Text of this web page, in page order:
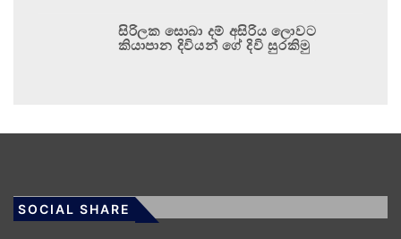
සිරිලක සොබා දම් අසිරිය ලොවට
කියාපාන දිවියන් ගේ දිවි සුරකිමු
SOCIAL SHARE